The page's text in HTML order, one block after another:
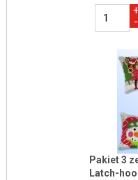
-
Pakiet 3
Latch-